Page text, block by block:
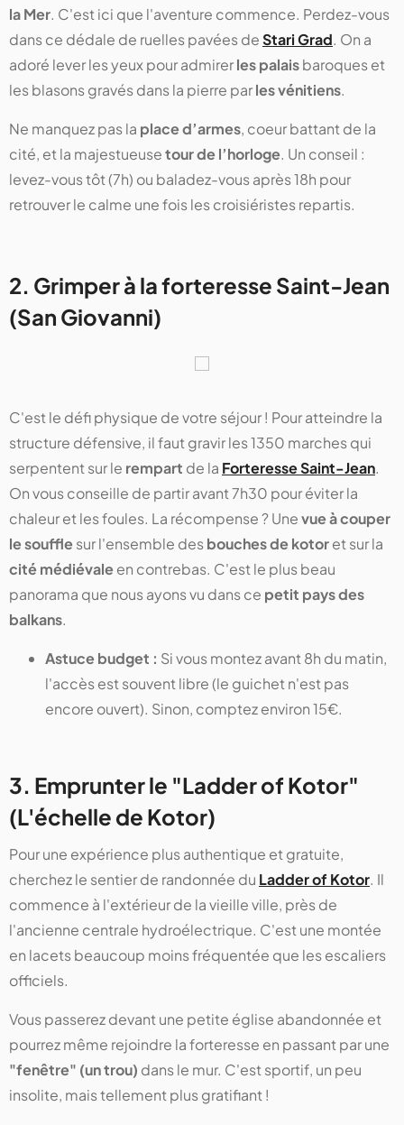
la Mer. C'est ici que l'aventure commence. Perdez-vous
dans ce dédale de ruelles pavées deStari Grad. On a
adoré lever les yeux pour admirerles palaisbaroques et
les blasons gravés dans la pierre parles vénitiens.
Ne manquez pas la place d’armes, coeur battant de la
cité, et la majestueusetour de l’horloge. Un conseil :
levez-vous tôt (7h) ou baladez-vous après 18h pour
retrouver le calme une fois les croisiéristes repartis.
2. Grimper à la forteresse Saint-Jean
(San Giovanni)
C'est le défi physique de votre séjour ! Pour atteindre la
structure défensive, il faut gravir les 1350 marches qui
serpentent sur le rempart de la Forteresse Saint-Jean.
On vous conseille de partir avant 7h30 pour éviter la
chaleur et les foules. La récompense ? Unevue à couper
le soufflesur l'ensemble desbouches de kotoret sur la
cité médiévaleen contrebas. C'est le plus beau
panorama que nous ayons vu dans ce petit pays des
balkans.
Astuce budget : Si vous montez avant 8h du matin,
l'accès est souvent libre (le guichet n'est pas
encore ouvert). Sinon, comptez environ 15€.
3. Emprunter le "Ladder of Kotor"
(L'échelle de Kotor)
Pour une expérience plus authentique et gratuite,
cherchez le sentier de randonnée du Ladder of Kotor. Il
commence à l'extérieur de la vieille ville, près de
l'ancienne centrale hydroélectrique. C'est une montée
en lacets beaucoup moins fréquentée que les escaliers
officiels.
Vous passerez devant une petite église abandonnée et
pourrez même rejoindre la forteresse en passant par une
"fenêtre" (un trou) dans le mur. C'est sportif, un peu
insolite, mais tellement plus gratifiant !